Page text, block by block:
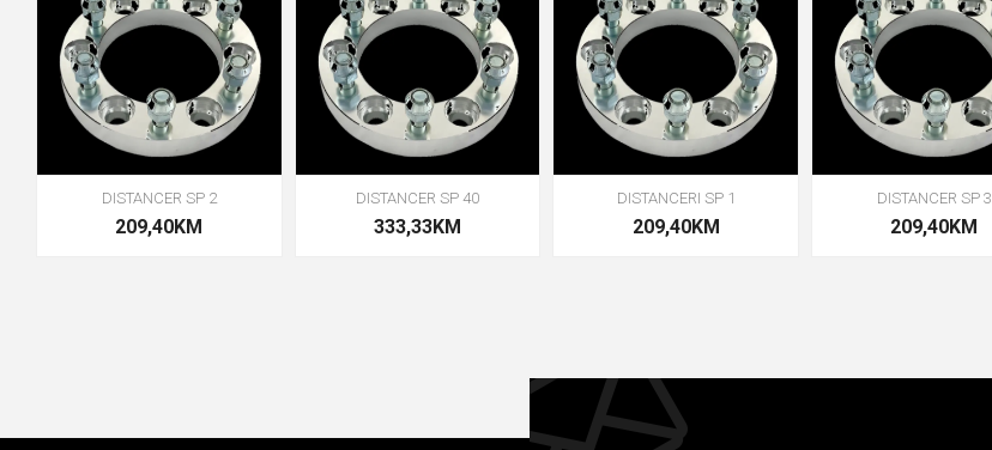
DISTANCER SP 2
209,40KM
DISTANCER SP 40
333,33KM
DISTANCERI SP 1
209,40KM
DISTANCER SP 3
209,40KM